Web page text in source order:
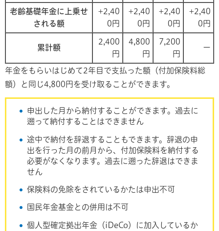
老齢基礎年金に上乗せ
される額
+2,40
0円
+2,40
0円
+2,40
0円
+2,40
0円
累計額
2,400
円
4,800
円
7,200
円
ー
年金をもらいはじめて2年目で支払った額（付加保険料総
額）と同じ4,800円を受け取ることができます。
申出した月から納付することができます。過去に
遡って納付することはできません
途中で納付を辞退することもできます。辞退の申
出を行った月の前月から、付加保険料を納付する
必要がなくなります。過去に遡った辞退はできま
せん
保険料の免除をされているかたは申出不可
国民年金基金との併用は不可
個人型確定拠出年金（iDeCo）に加入しているか